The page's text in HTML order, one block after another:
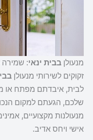
מנעולן בבית ינאי: שמירה
זקוקים לשירותי מנעולן
לבית, איבדתם מפתח או
שלכם, הגעתם למקום
מנעולנות מקצועיים,
אישי ויחס אדיב.